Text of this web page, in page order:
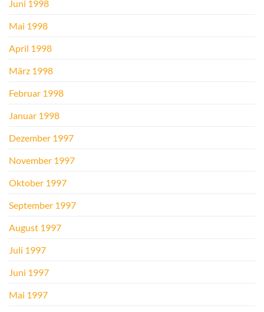
Juni 1998
Mai 1998
April 1998
März 1998
Februar 1998
Januar 1998
Dezember 1997
November 1997
Oktober 1997
September 1997
August 1997
Juli 1997
Juni 1997
Mai 1997